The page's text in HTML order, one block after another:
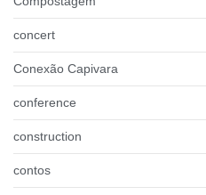
concert
Conexão Capivara
conference
construction
contos